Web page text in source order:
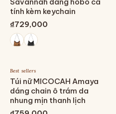
tính kèm keychain
₫729,000
Best sellers
Túi nữ MICOCAH Amaya
dáng chain ô trám da
nhung mịn thanh lịch